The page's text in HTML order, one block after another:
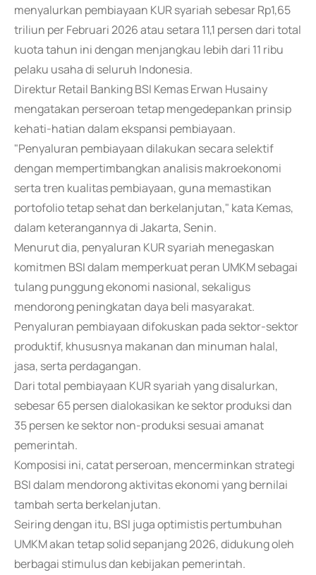
menyalurkan pembiayaan KUR syariah sebesar Rp1,65
triliun per Februari 2026 atau setara 11,1 persen dari total
kuota tahun ini dengan menjangkau lebih dari 11 ribu
pelaku usaha di seluruh Indonesia.
Direktur Retail Banking BSI Kemas Erwan Husainy
mengatakan perseroan tetap mengedepankan prinsip
kehati-hatian dalam ekspansi pembiayaan.
"Penyaluran pembiayaan dilakukan secara selektif
dengan mempertimbangkan analisis makroekonomi
serta tren kualitas pembiayaan, guna memastikan
portofolio tetap sehat dan berkelanjutan," kata Kemas,
dalam keterangannya di Jakarta, Senin.
Menurut dia, penyaluran KUR syariah menegaskan
komitmen BSI dalam memperkuat peran UMKM sebagai
tulang punggung ekonomi nasional, sekaligus
mendorong peningkatan daya beli masyarakat.
Penyaluran pembiayaan difokuskan pada sektor-sektor
produktif, khususnya makanan dan minuman halal,
jasa, serta perdagangan.
Dari total pembiayaan KUR syariah yang disalurkan,
sebesar 65 persen dialokasikan ke sektor produksi dan
35 persen ke sektor non-produksi sesuai amanat
pemerintah.
Komposisi ini, catat perseroan, mencerminkan strategi
BSI dalam mendorong aktivitas ekonomi yang bernilai
tambah serta berkelanjutan.
Seiring dengan itu, BSI juga optimistis pertumbuhan
UMKM akan tetap solid sepanjang 2026, didukung oleh
berbagai stimulus dan kebijakan pemerintah.